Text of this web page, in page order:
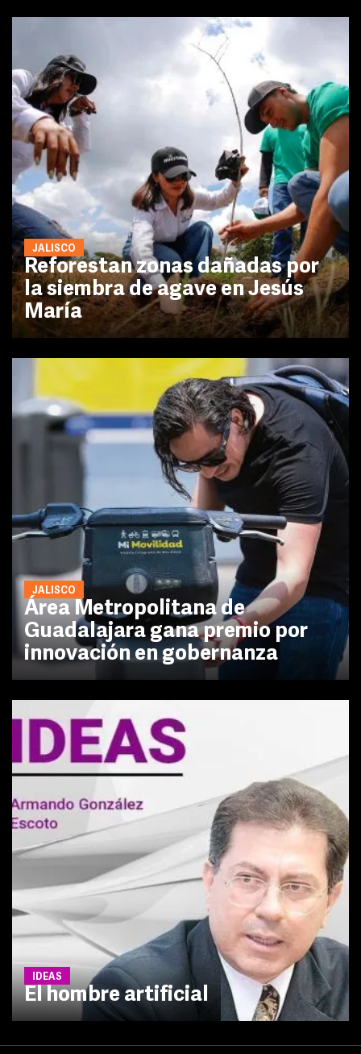
JALISCO
Reforestan zonas dañadas por
la siembra de agave en Jesús
María
JALISCO
Área Metropolitana de
Guadalajara gana premio por
innovación en gobernanza
IDEAS
El hombre artificial